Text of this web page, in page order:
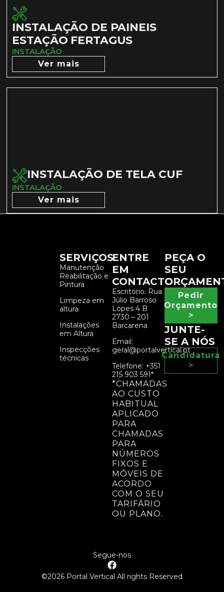
INSTALAÇÃO DE PAINEIS
ESTAÇÃO FERTAGUS
INSTALAÇÃO
Ver mais
INSTALAÇÃO DE TELA CUF
INSTALAÇÃO
Ver mais
SERVIÇOS
Manutenção
Reabilitação e
Pintura
Limpeza em
altura
Instalações
em Altura
Inspecções
técnicas
ENTRE
EM
CONTACTO
Escritório: Rua
Júlio Barroso
Lopes 4 B
2730 – 201
Barcarena
Email:
geral@portalvertical.pt
Telefone: +351
215 903 591*
*CHAMADAS
AO CUSTO
HABITUAL
APLICADO
PARA
CHAMADAS
PARA
NÚMEROS
FIXOS E
MÓVEIS DE
ACORDO
COM O SEU
TARIFÁRIO
OU PLANO.
PEÇA O
SEU
Pedir
Orçamento
>
JUNTE-
SE A NÓS
Candidatura
>
Segue-nos
©2026 Portal Vertical All rights Reserved